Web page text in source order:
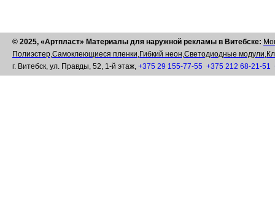
© 2025, «Артпласт» Материалы для наружной рекламы в Витебске:
Полиэстер,Самоклеющиеся пленки,Гибкий неон,Светодиодные модули,
г. Витебск, ул. Правды, 52, 1-й этаж, +375 29 155-77-55 +375 212 68-21-51